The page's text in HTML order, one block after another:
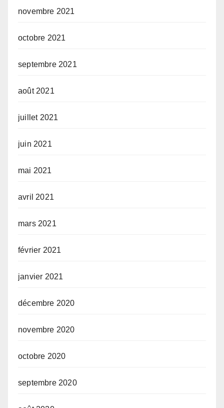
novembre 2021
octobre 2021
septembre 2021
août 2021
juillet 2021
juin 2021
mai 2021
avril 2021
mars 2021
février 2021
janvier 2021
décembre 2020
novembre 2020
octobre 2020
septembre 2020